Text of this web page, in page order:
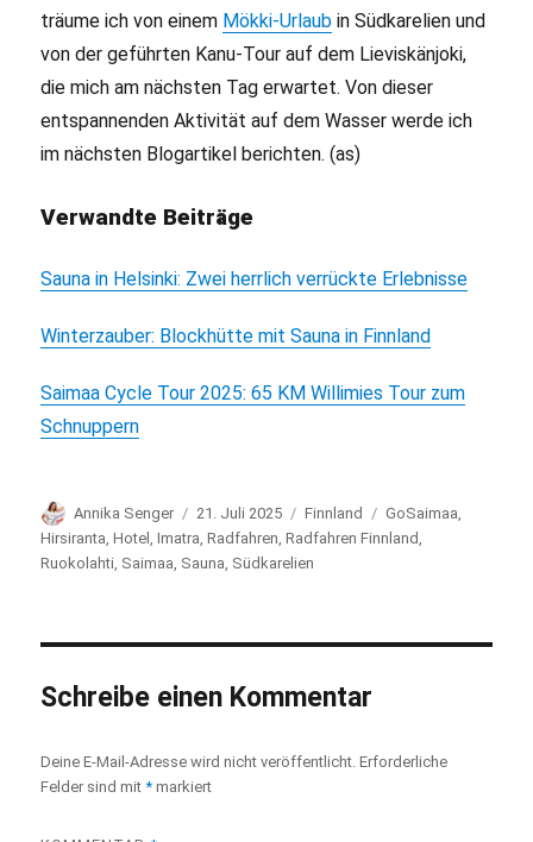
träume ich von einem Mökki-Urlaub in Südkarelien und
von der geführten Kanu-Tour auf dem Lieviskänjoki,
die mich am nächsten Tag erwartet. Von dieser
entspannenden Aktivität auf dem Wasser werde ich
im nächsten Blogartikel berichten. (as)
Verwandte Beiträge
Sauna in Helsinki: Zwei herrlich verrückte Erlebnisse
Winterzauber: Blockhütte mit Sauna in Finnland
Saimaa Cycle Tour 2025: 65 KM Willimies Tour zum
Schnuppern
Autor
Annika Senger
Veröffentlicht
am
21. Juli 2025 Kategorien
Finnland Schlagwörter
GoSaimaa
Hirsiranta ,Hotel ,Imatra ,Radfahren ,Radfahren Finnland
Ruokolahti Saimaa Sauna Südkarelien
Schreibe einen Kommentar
Deine E-Mail-Adresse wird nicht veröffentlicht. Erforderliche
Felder sind mit* markiert